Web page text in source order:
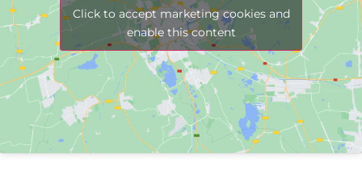
Click to accept marketing cookies and
enable this content